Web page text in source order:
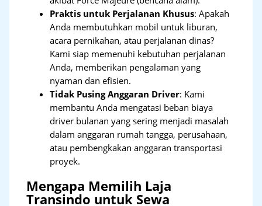
Praktis untuk Perjalanan Khusus: Apakah
Anda membutuhkan mobil untuk liburan,
acara pernikahan, atau perjalanan dinas?
Kami siap memenuhi kebutuhan perjalanan
Anda, memberikan pengalaman yang
nyaman dan efisien.
Tidak Pusing Anggaran Driver: Kami
membantu Anda mengatasi beban biaya
driver bulanan yang sering menjadi masalah
dalam anggaran rumah tangga, perusahaan,
atau pembengkakan anggaran transportasi
proyek.
Mengapa Memilih Laja
Transindo untuk Sewa